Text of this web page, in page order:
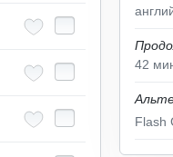
42
Flash